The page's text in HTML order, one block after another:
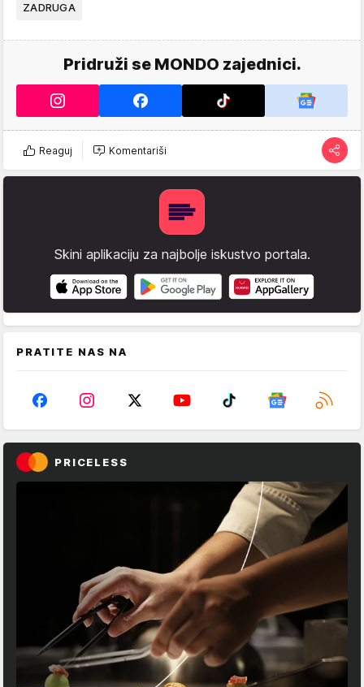
ZADRUGA
Pridruži se MONDO zajednici.
Reaguj Komentariši
Skini aplikaciju za najbolje iskustvo portala.
PRATITE NAS NA
PRICELESS